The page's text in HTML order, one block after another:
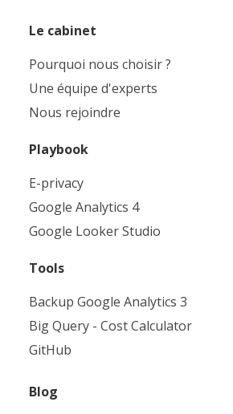
Le cabinet
Pourquoi nous choisir ?
Une équipe d'experts
Nous rejoindre
Playbook
E-privacy
Google Analytics 4
Google Looker Studio
Tools
Backup Google Analytics 3
Big Query - Cost Calculator
GitHub
Blog